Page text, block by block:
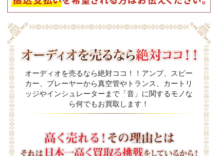
オーディオを売るなら絶対ココ！！アンプ、スピー
カー、プレーヤーから真空管やトランス、カートリ
ッジやインシュレーターまで「音」に関するモノな
ら何でもお買取します！